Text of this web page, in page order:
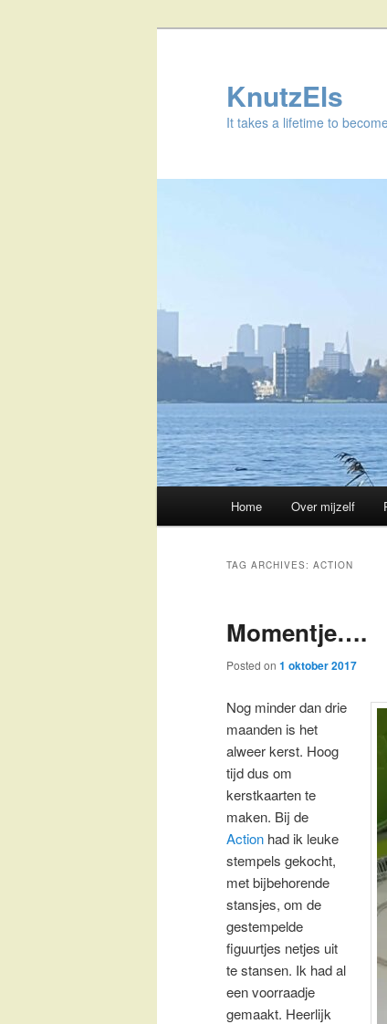
KnutzEls
It takes a lifetime to
Skip
content
Skip
content
Home Over mijzelf
TAG ARCHIVES: ACTION
Momentje….
Posted on 1 oktober 2017
Nog minder dan drie
maanden is het
alweer kerst. Hoog
tijd dus om
kerstkaarten te
maken. Bij de
Action had ik leuke
stempels gekocht,
met bijbehorende
stansjes, om de
gestempelde
figuurtjes netjes uit
te stansen. Ik had al
een voorraadje
gemaakt. Heerlijk